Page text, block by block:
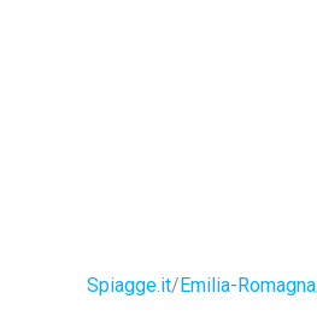
Spiagge.it Emilia-Romagna